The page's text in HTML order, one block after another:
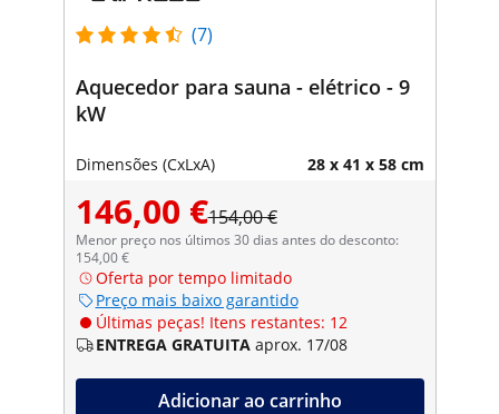
(7)
Aquecedor para sauna - elétrico - 9
kW
Dimensões (CxLxA) 28 x 41 x 58 cm
146,00 €154,00 €
Menor preço nos últimos 30 dias antes do desconto:
154,00 €
Oferta por tempo limitado
Preço mais baixo garantido
Últimas peças! Itens restantes: 12
ENTREGA GRATUITA aprox. 17/08
Adicionar ao carrinho